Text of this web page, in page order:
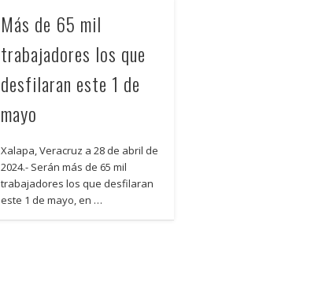
Más de 65 mil
trabajadores los que
desfilaran este 1 de
mayo
Xalapa, Veracruz a 28 de abril de
2024.- Serán más de 65 mil
trabajadores los que desfilaran
este 1 de mayo, en …